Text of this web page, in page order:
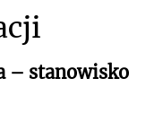
– stanowisko